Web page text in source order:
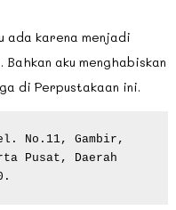
ada karena menjadi
aku menghabiskan
di Perpustakaan ini.
No.11, Gambir,
Pusat, Daerah